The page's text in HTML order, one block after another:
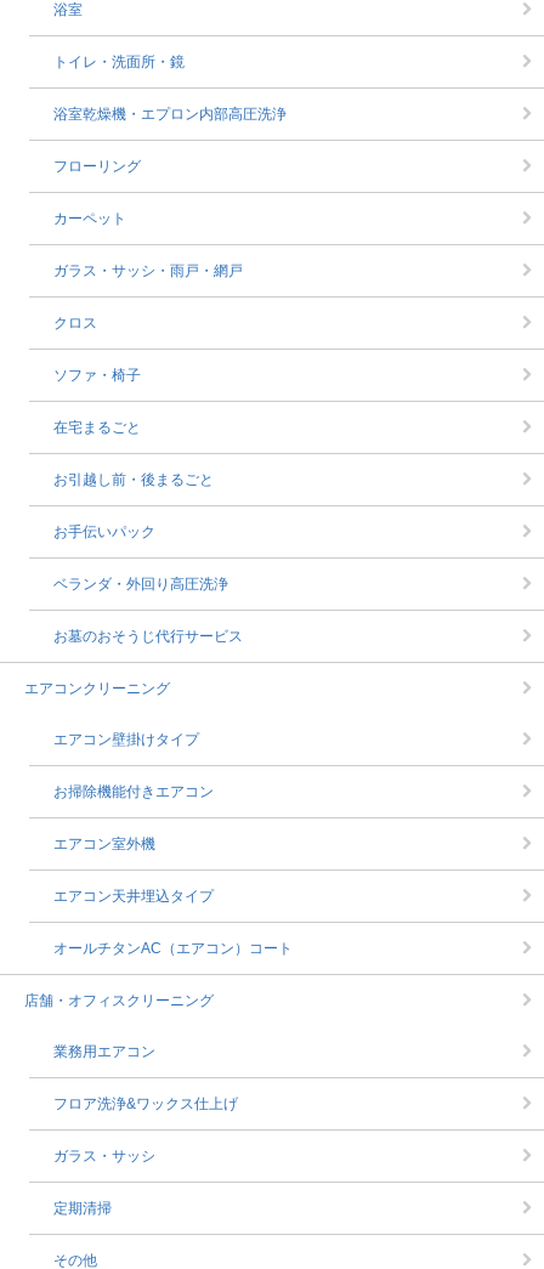
浴室
トイレ・洗面所・鏡
浴室乾燥機・エプロン内部高圧洗浄
フローリング
カーペット
ガラス・サッシ・雨戸・網戸
クロス
ソファ・椅子
在宅まるごと
お引越し前・後まるごと
お手伝いパック
ベランダ・外回り高圧洗浄
お墓のおそうじ代行サービス
エアコンクリーニング
エアコン壁掛けタイプ
お掃除機能付きエアコン
エアコン室外機
エアコン天井埋込タイプ
オールチタンAC（エアコン）コート
店舗・オフィスクリーニング
業務用エアコン
フロア洗浄&ワックス仕上げ
ガラス・サッシ
定期清掃
その他